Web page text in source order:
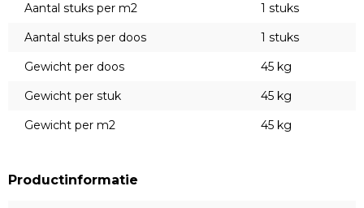
Aantal stuks per m2
1 stuks
Aantal stuks per doos
1 stuks
Gewicht per doos
45 kg
Gewicht per stuk
45 kg
Gewicht per m2
45 kg
Productinformatie